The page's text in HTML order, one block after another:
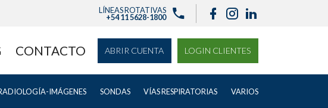
LÍNEAS ROTATIVAS
+54 11 5628-1800
CONTACTO ABRIR CUENTA LOGIN CLIENTES
IMÁGENES SONDAS VÍAS RESPIRATORIAS VARIOS